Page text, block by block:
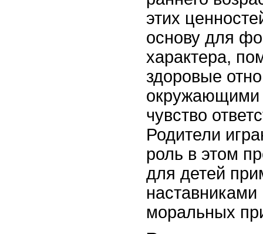
этих
основу для
характера,
здоровые
окружающими
чувство
Родители
роль в этом
для детей
наставниками
моральных